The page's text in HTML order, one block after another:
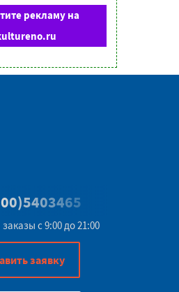
рекламу на
с 9:00 до 21:00
заявку